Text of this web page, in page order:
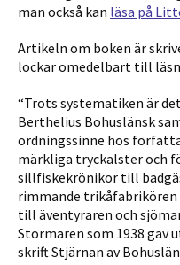
man också kan läsa på
Artikeln om boken är
lockar omedelbart till
“Trots systematiken är
Berthelius Bohuslänsk
ordningssinne hos
märkliga tryckalster och
sillfiskekrönikor till
rimmande trikåfabrikören
till äventyraren och
Stormaren som 1938 gav
skrift Stjärnan av